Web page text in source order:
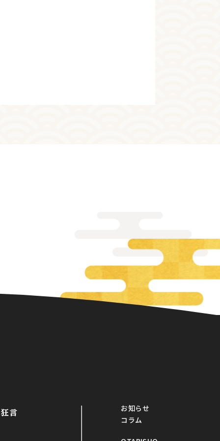
狂言
お知らせ
コラム